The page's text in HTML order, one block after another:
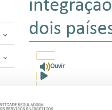
dois
Ouvir
09/03/2011